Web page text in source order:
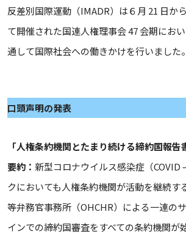
反差別国際運動（IMADR）は６月 21 日か
て開催された国連人権理事会 47 会期にお
通して国際社会への働きかけを行いました。
口頭声明の発表
「人権条約機関とたまり続ける締約国報告
要約： 新型コロナウイルス感染症（COVID
クにおいても人権条約機関が活動を継続す
等弁務官事務所（OHCHR）による一連の
インでの締約国審査をすべての条約機関が